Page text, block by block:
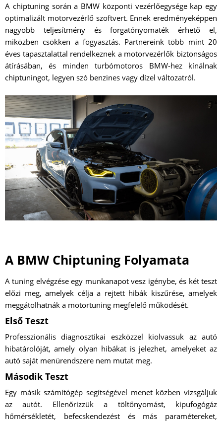
A chiptuning során a BMW központi vezérlőegysége kap egy
optimalizált motorvezérlő szoftvert. Ennek eredményeképpen
nagyobb teljesítmény és forgatónyomaték érhető el,
miközben csökken a fogyasztás. Partnereink több mint 20
éves tapasztalattal rendelkeznek a motorvezérlők biztonságos
átírásában, és minden turbómotoros BMW-hez kínálnak
chiptuningot, legyen szó benzines vagy dízel változatról.
A BMW Chiptuning Folyamata
A tuning elvégzése egy munkanapot vesz igénybe, és két teszt
előzi meg, amelyek célja a rejtett hibák kiszűrése, amelyek
meggátolhatnák a motortuning megfelelő működését.
Első Teszt
Professzionális diagnosztikai eszközzel kiolvassuk az autó
hibatárolóját, amely olyan hibákat is jelezhet, amelyeket az
autó saját menürendszere nem mutat meg.
Második Teszt
Egy másik számítógép segítségével menet közben vizsgáljuk
az autót. Ellenőrizzük a töltőnyomást, kipufogógáz
hőmérsékletét, befecskendezést és más paramétereket,